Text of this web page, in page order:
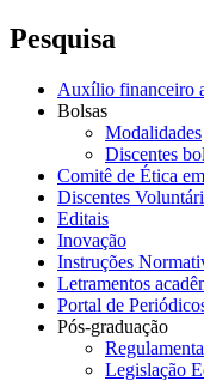
Pesquisa
Auxílio financeiro
Bolsas
Modalidades
Discentes
Comitê de Ética
Discentes
Editais
Inovação
Instruções
Letramentos
Portal de
Pós-graduação
Legislação